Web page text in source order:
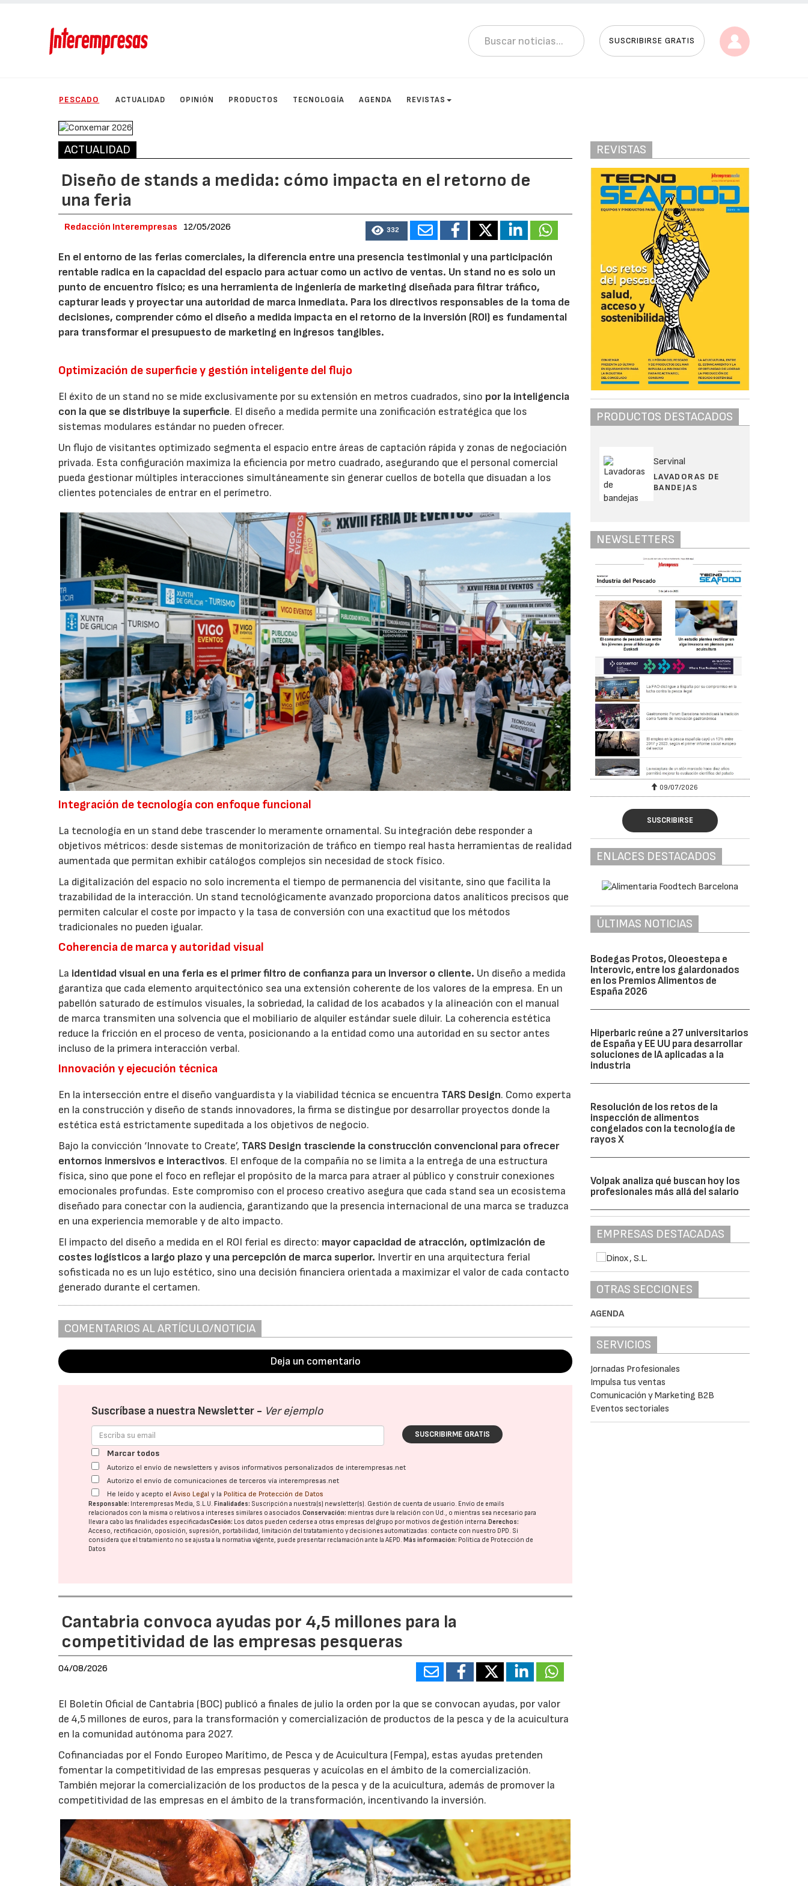
SUSCRIBIRSE GRATIS
PESCADO ACTUALIDAD OPINIÓN PRODUCTOS TECNOLOGÍA AGENDA REVISTAS
ACTUALIDAD
Diseño de stands a medida: cómo impacta en el retorno de
una feria
Redacción Interempresas 12/05/2026 332
En el entorno de las ferias comerciales, la diferencia entre una presencia testimonial y una participación
rentable radica en la capacidad del espacio para actuar como un activo de ventas. Un stand no es solo un
punto de encuentro físico; es una herramienta de ingeniería de marketing diseñada para filtrar tráfico,
capturar leads y proyectar una autoridad de marca inmediata. Para los directivos responsables de la toma de
decisiones, comprender cómo el diseño a medida impacta en el retorno de la inversión (ROI) es fundamental
para transformar el presupuesto de marketing en ingresos tangibles.
Optimización de superficie y gestión inteligente del flujo
El éxito de un stand no se mide exclusivamente por su extensión en metros cuadrados, sino por la inteligencia
con la que se distribuye la superficie. El diseño a medida permite una zonificación estratégica que los
sistemas modulares estándar no pueden ofrecer.
Un flujo de visitantes optimizado segmenta el espacio entre áreas de captación rápida y zonas de negociación
privada. Esta configuración maximiza la eficiencia por metro cuadrado, asegurando que el personal comercial
pueda gestionar múltiples interacciones simultáneamente sin generar cuellos de botella que disuadan a los
clientes potenciales de entrar en el perímetro.
Integración de tecnología con enfoque funcional
La tecnología en un stand debe trascender lo meramente ornamental. Su integración debe responder a
objetivos métricos: desde sistemas de monitorización de tráfico en tiempo real hasta herramientas de realidad
aumentada que permitan exhibir catálogos complejos sin necesidad de stock físico.
La digitalización del espacio no solo incrementa el tiempo de permanencia del visitante, sino que facilita la
trazabilidad de la interacción. Un stand tecnológicamente avanzado proporciona datos analíticos precisos que
permiten calcular el coste por impacto y la tasa de conversión con una exactitud que los métodos
tradicionales no pueden igualar.
Coherencia de marca y autoridad visual
La identidad visual en una feria es el primer filtro de confianza para un inversor o cliente. Un diseño a medida
garantiza que cada elemento arquitectónico sea una extensión coherente de los valores de la empresa. En un
pabellón saturado de estímulos visuales, la sobriedad, la calidad de los acabados y la alineación con el manual
de marca transmiten una solvencia que el mobiliario de alquiler estándar suele diluir. La coherencia estética
reduce la fricción en el proceso de venta, posicionando a la entidad como una autoridad en su sector antes
incluso de la primera interacción verbal.
Innovación y ejecución técnica
En la intersección entre el diseño vanguardista y la viabilidad técnica se encuentra TARS Design. Como experta
en la construcción y diseño de stands innovadores, la firma se distingue por desarrollar proyectos donde la
estética está estrictamente supeditada a los objetivos de negocio.
Bajo la convicción ‘Innovate to Create’, TARS Design trasciende la construcción convencional para ofrecer
entornos inmersivos e interactivos. El enfoque de la compañía no se limita a la entrega de una estructura
física, sino que pone el foco en reflejar el propósito de la marca para atraer al público y construir conexiones
emocionales profundas. Este compromiso con el proceso creativo asegura que cada stand sea un ecosistema
diseñado para conectar con la audiencia, garantizando que la presencia internacional de una marca se traduzca
en una experiencia memorable y de alto impacto.
El impacto del diseño a medida en el ROI ferial es directo: mayor capacidad de atracción, optimización de
costes logísticos a largo plazo y una percepción de marca superior. Invertir en una arquitectura ferial
sofisticada no es un lujo estético, sino una decisión financiera orientada a maximizar el valor de cada contacto
generado durante el certamen.
COMENTARIOS AL ARTÍCULO/NOTICIA
Deja un comentario
Suscríbase a nuestra Newsletter - Ver ejemplo
SUSCRIBIRME GRATIS
Marcar todos
Autorizo el envío de newsletters y avisos informativos personalizados de interempresas.net
Autorizo el envío de comunicaciones de terceros vía interempresas.net
He leído y acepto elAviso Legal y la Política de Protección de Datos
Responsable: Interempresas Media, S.L.U.Finalidades: Suscripción a nuestra(s) newsletter(s). Gestión de cuenta de usuario. Envío de emails
relacionados con la misma o relativos a intereses similares o asociados.Conservación: mientras dure la relación con Ud., o mientras sea necesario para
llevar a cabo las finalidades especificadasCesión: Los datos pueden cederse a otras empresas del grupo por motivos de gestión interna.Derechos:
Acceso, rectificación, oposición, supresión, portabilidad, limitación del tratatamiento y decisiones automatizadas: contacte con nuestro DPD. Si
considera que el tratamiento no se ajusta a la normativa vigente, puede presentar reclamación ante laAEPD.Más información: Política de Protección de
Datos
Cantabria convoca ayudas por 4,5 millones para la
competitividad de las empresas pesqueras
04/08/2026
El Boletín Oficial de Cantabria (BOC) publicó a finales de julio la orden por la que se convocan ayudas, por valor
de 4,5 millones de euros, para la transformación y comercialización de productos de la pesca y de la acuicultura
en la comunidad autónoma para 2027.
Cofinanciadas por el Fondo Europeo Marítimo, de Pesca y de Acuicultura (Fempa), estas ayudas pretenden
fomentar la competitividad de las empresas pesqueras y acuícolas en el ámbito de la comercialización.
También mejorar la comercialización de los productos de la pesca y de la acuicultura, además de promover la
competitividad de las empresas en el ámbito de la transformación, incentivando la inversión.
REVISTAS
PRODUCTOS DESTACADOS
Servinal
LAVADORAS DE
BANDEJAS
NEWSLETTERS
09/07/2026 23/07/2026 09/07/2026
SUSCRIBIRSE
ENLACES DESTACADOS
ÚLTIMAS NOTICIAS
Bodegas Protos, Oleoestepa e
Interovic, entre los galardonados
en los Premios Alimentos de
España 2026
Hiperbaric reúne a 27 universitarios
de España y EE UU para desarrollar
soluciones de IA aplicadas a la
industria
Resolución de los retos de la
inspección de alimentos
congelados con la tecnología de
rayos X
Volpak analiza qué buscan hoy los
profesionales más allá del salario
EMPRESAS DESTACADAS
OTRAS SECCIONES
AGENDA
SERVICIOS
Jornadas Profesionales
Impulsa tus ventas
Comunicación y Marketing B2B
Eventos sectoriales